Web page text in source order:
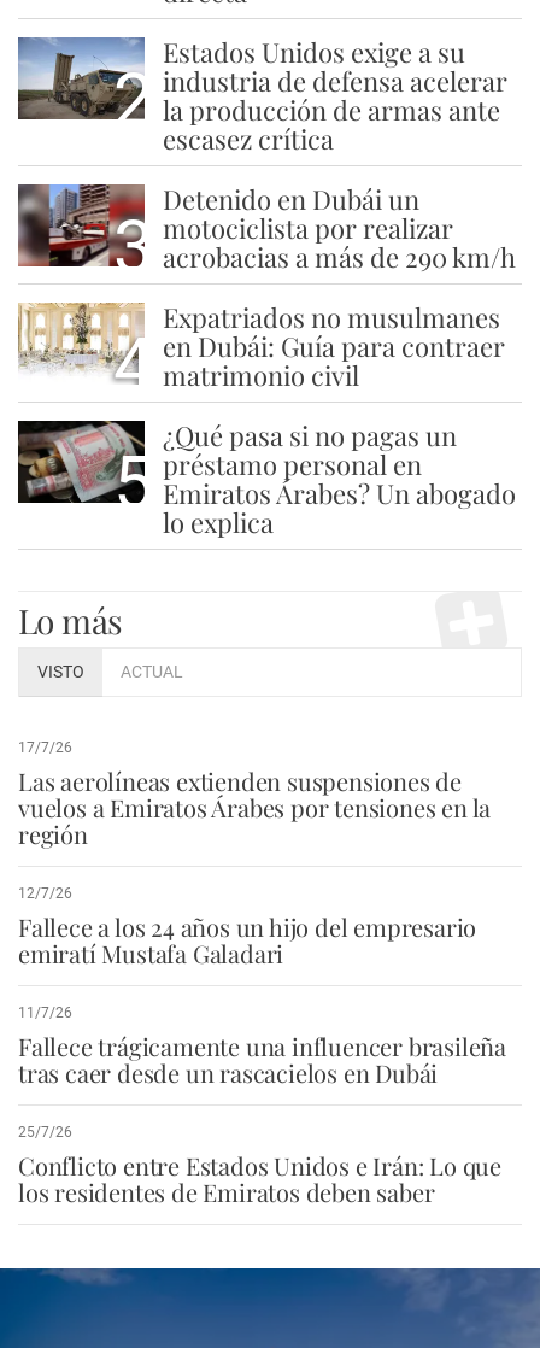
2
Estados Unidos exige a su
industria de defensa acelerar
la producción de armas ante
escasez crítica
3
Detenido en Dubái un
motociclista por realizar
acrobacias a más de 290 km/h
4
Expatriados no musulmanes
en Dubái: Guía para contraer
matrimonio civil
5
¿Qué pasa si no pagas un
préstamo personal en
Emiratos Árabes? Un abogado
lo explica
Lo más
VISTO ACTUAL
17/7/26
Las aerolíneas extienden suspensiones de
vuelos a Emiratos Árabes por tensiones en la
región
12/7/26
Fallece a los 24 años un hijo del empresario
emiratí Mustafa Galadari
11/7/26
Fallece trágicamente una influencer brasileña
tras caer desde un rascacielos en Dubái
25/7/26
Conflicto entre Estados Unidos e Irán: Lo que
los residentes de Emiratos deben saber